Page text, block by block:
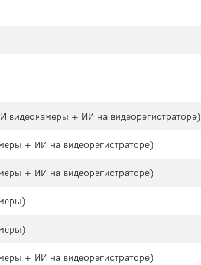
видеокамеры + ИИ на видеорегистраторе)
+ ИИ на видеорегистраторе)
+ ИИ на видеорегистраторе)
+ ИИ на видеорегистраторе)